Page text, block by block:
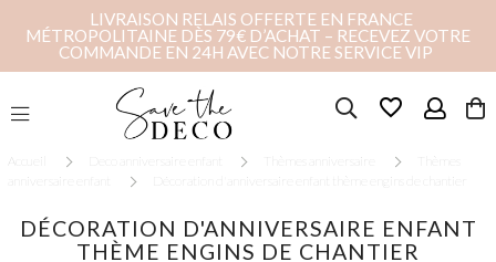
LIVRAISON RELAIS OFFERTE EN FRANCE
MÉTROPOLITAINE DÈS 79€ D’ACHAT – RECEVEZ VOTRE
COMMANDE EN 24H AVEC NOTRE SERVICE VIP
favorite_border
Accueil Deco anniversaire enfant Thèmes anniversaire
anniversaire enfant
Décoration d'anniversaire enfant thème engins de chantier
DÉCORATION D'ANNIVERSAIRE ENFANT
THÈME ENGINS DE CHANTIER